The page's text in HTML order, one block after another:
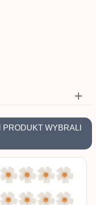
WYBRALI